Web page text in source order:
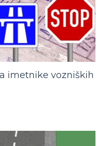
imetnike vozniških